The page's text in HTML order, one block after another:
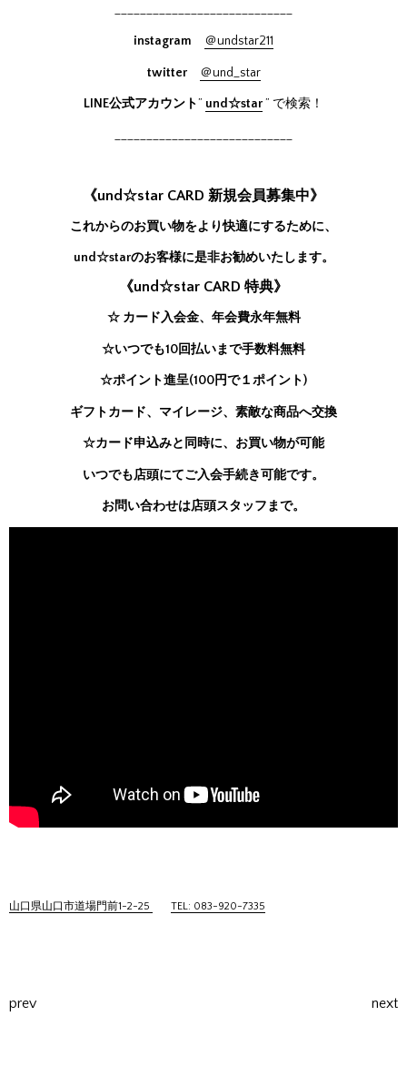
instagram ＠undstar211
twitter ＠und_star
LINE公式アカウント” und☆star” で検索！
《und☆star CARD 新規会員募集中》
これからのお買い物をより快適にするために、
und☆starのお客様に是非お勧めいたします。
《und☆star CARD 特典》
☆ カード入会金、年会費永年無料
☆いつでも10回払いまで手数料無料
☆ポイント進呈(100円で１ポイント)
ギフトカード、マイレージ、素敵な商品へ交換
☆カード申込みと同時に、お買い物が可能
いつでも店頭にてご入会手続き可能です。
お問い合わせは店頭スタッフまで。
山口県山口市道場門前1-2-25 TEL: 083-920-7335
prev next